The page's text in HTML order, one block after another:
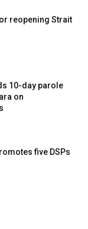
reopening Strait
10-day parole
on
five DSPs